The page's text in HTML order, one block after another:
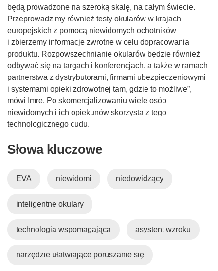
będą prowadzone na szeroką skalę, na całym świecie.
Przeprowadzimy również testy okularów w krajach
europejskich z pomocą niewidomych ochotników
i zbierzemy informacje zwrotne w celu dopracowania
produktu. Rozpowszechnianie okularów będzie również
odbywać się na targach i konferencjach, a także w ramach
partnerstwa z dystrybutorami, firmami ubezpieczeniowymi
i systemami opieki zdrowotnej tam, gdzie to możliwe”,
mówi Imre. Po skomercjalizowaniu wiele osób
niewidomych i ich opiekunów skorzysta z tego
technologicznego cudu.
Słowa kluczowe
EVA niewidomi niedowidzący
inteligentne okulary
technologia wspomagająca asystent wzroku
narzędzie ułatwiające poruszanie się